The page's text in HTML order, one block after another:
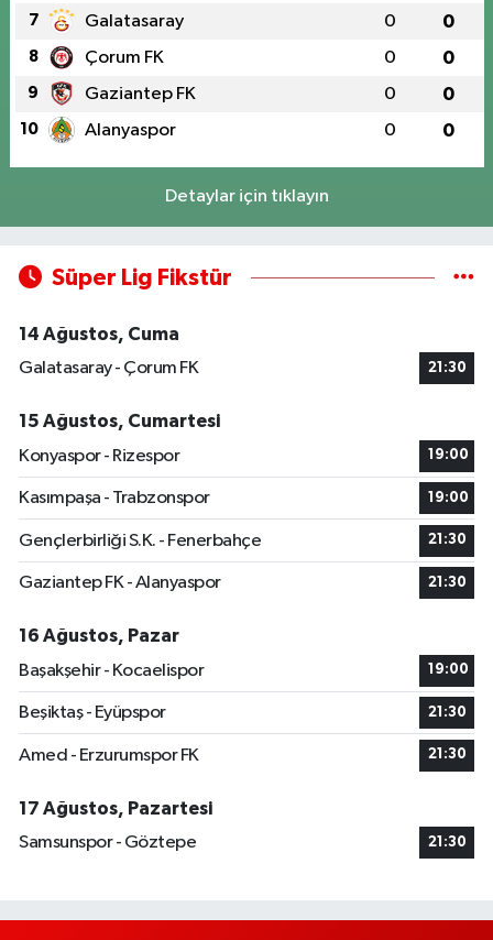
7 Galatasaray 0 0
8 Çorum FK 0 0
9 Gaziantep FK 0 0
10 Alanyaspor 0 0
Detaylar için tıklayın
Süper Lig Fikstür
14 Ağustos, Cuma
Galatasaray - Çorum FK
21:30
15 Ağustos, Cumartesi
Konyaspor - Rizespor
19:00
Kasımpaşa - Trabzonspor 19:00
Gençlerbirliği S.K. - Fenerbahçe 21:30
Gaziantep FK - Alanyaspor 21:30
16 Ağustos, Pazar
Başakşehir - Kocaelispor
19:00
Beşiktaş - Eyüpspor 21:30
Amed - Erzurumspor FK 21:30
17 Ağustos, Pazartesi
Samsunspor - Göztepe
21:30